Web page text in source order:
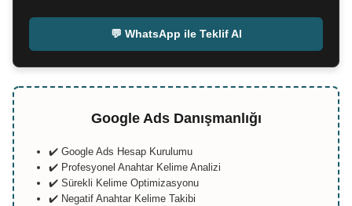
💬 WhatsApp ile Teklif Al
Google Ads Danışmanlığı
✔️ Google Ads Hesap Kurulumu
✔️ Profesyonel Anahtar Kelime Analizi
✔️ Sürekli Kelime Optimizasyonu
✔️ Negatif Anahtar Kelime Takibi